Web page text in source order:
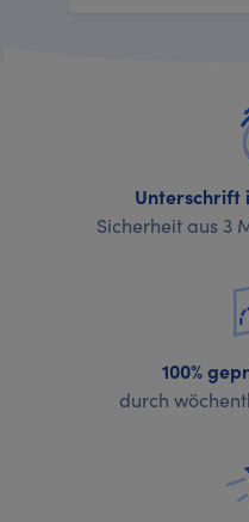
Unterschrift
Sicherheit aus 3
100%
durch